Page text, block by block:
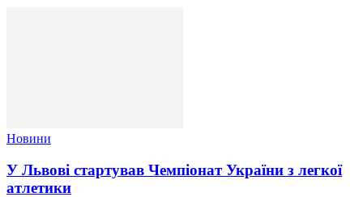
Новини
У Львові стартував Чемпіонат України з легкої
атлетики